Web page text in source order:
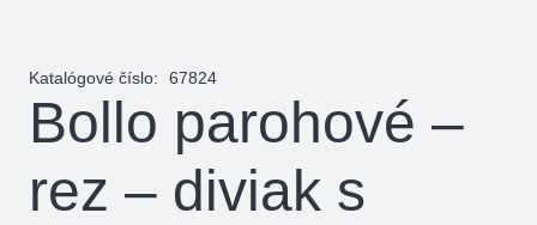
Katalógové číslo: 67824
Bollo parohové –
rez – diviak s